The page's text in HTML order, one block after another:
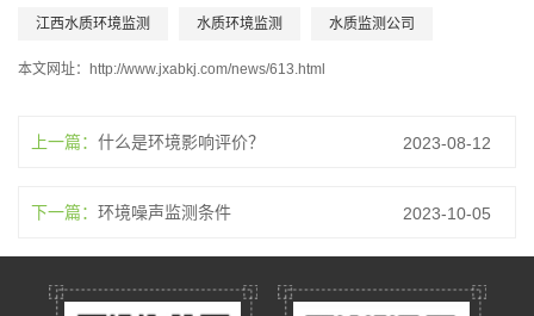
江西水质环境监测 水质环境监测 水质监测公司
本文网址： http://www.jxabkj.com/news/613.html
上一篇： 什么是环境影响评价？ 2023-08-12
下一篇： 环境噪声监测条件 2023-10-05